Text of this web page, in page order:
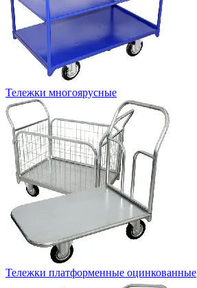
Тележки многоярусные
Тележки платформенные оцинкованные